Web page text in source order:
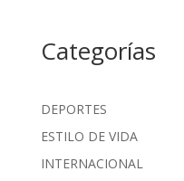
Categorías
DEPORTES
ESTILO DE VIDA
INTERNACIONAL